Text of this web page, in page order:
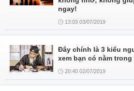
ngay!
13:03 03/07/2019
Đây chính là 3 kiểu
xem bạn có nằm trong
20:40 02/07/2019